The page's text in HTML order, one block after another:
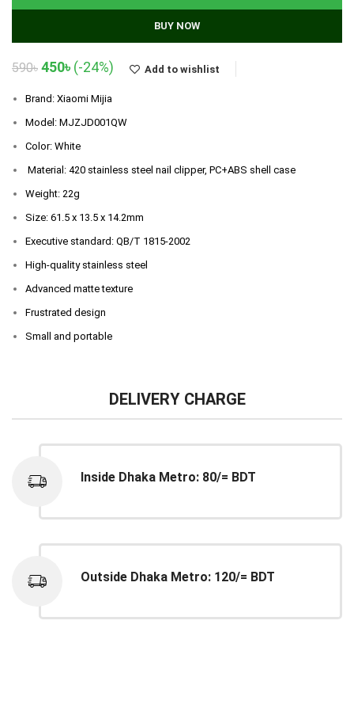
BUY NOW
590৳ Original
was:
590৳.
450৳Current
is:
450৳.
(-24%) Add to wishlist
Brand: Xiaomi Mijia
Model: MJZJD001QW
Color: White
Material: 420 stainless steel nail clipper, PC+ABS shell case
Weight: 22g
Size: 61.5 x 13.5 x 14.2mm
Executive standard: QB/T 1815-2002
High-quality stainless steel
Advanced matte texture
Frustrated design
Small and portable
DELIVERY CHARGE
Inside Dhaka Metro: 80/= BDT
Outside Dhaka Metro: 120/= BDT